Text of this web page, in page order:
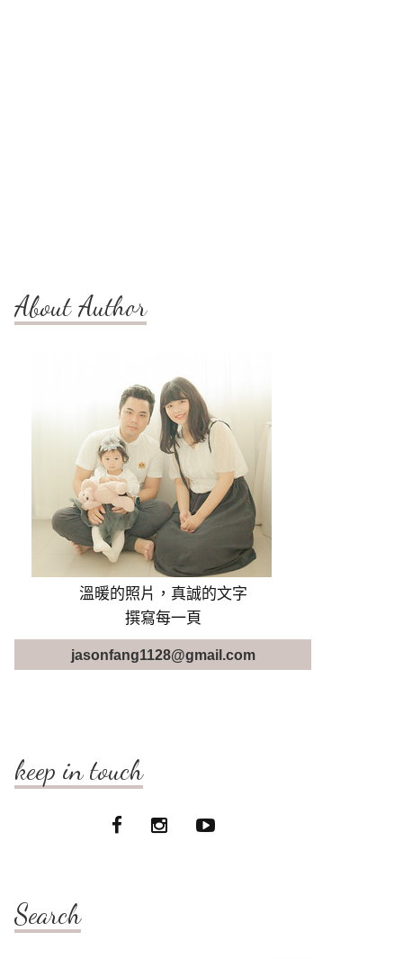
About Author
溫暖的照片，真誠的文字
撰寫每一頁
jasonfang1128@gmail.com
keep in touch
Search